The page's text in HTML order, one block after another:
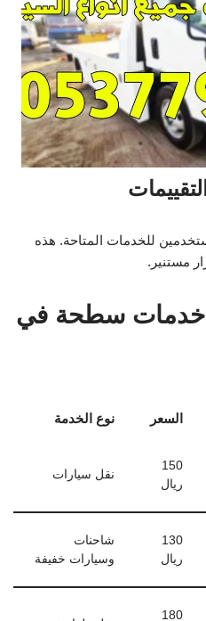
للخدمات المتاحة. هذه
مستنير.
خدمات سطحة في
السعر نوع الخدمة
150
ريال
نقل سيارات
130
ريال
شاحنات
وسيارات خفيفة
180